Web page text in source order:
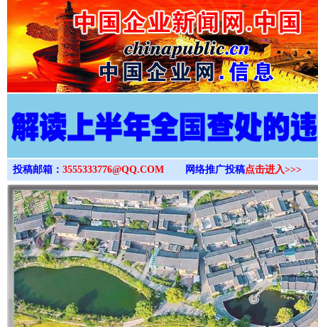
>
投稿邮箱： 3555333776@QQ.COM 网络推广投稿点击进入>>>